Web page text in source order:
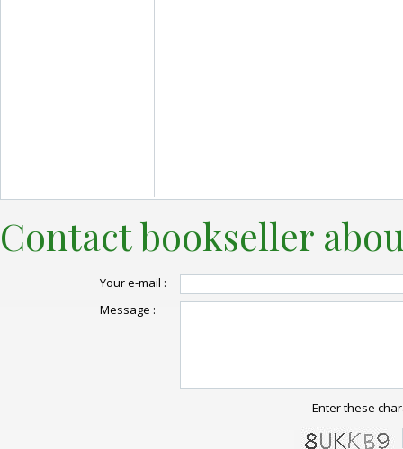
Contact bookseller
Your e-mail :
Message :
Enter these